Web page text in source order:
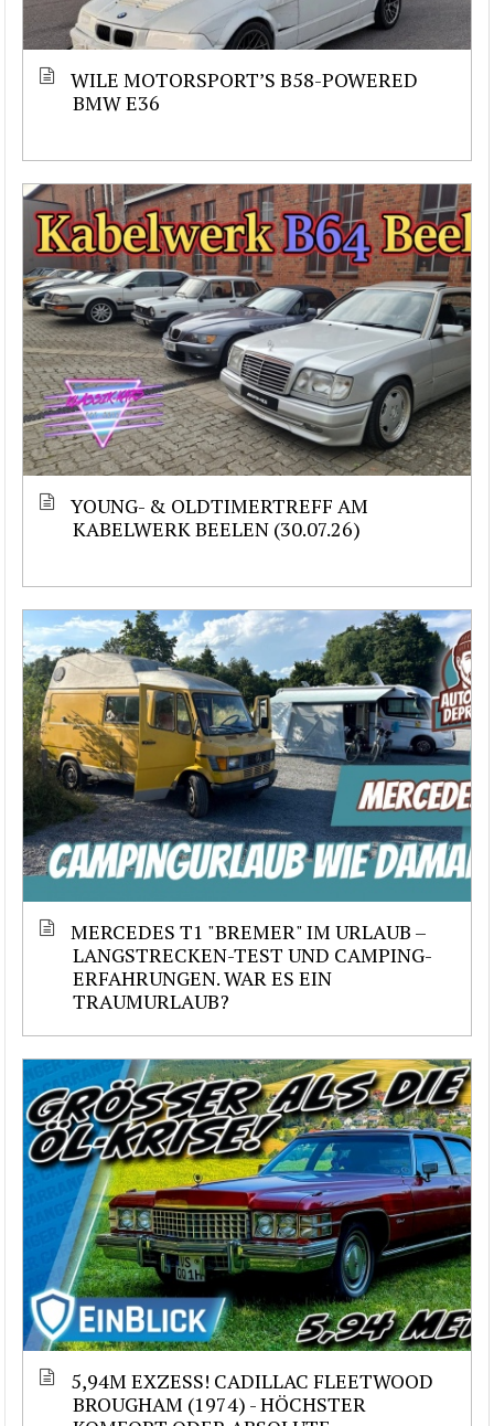
WILE MOTORSPORT’S B58-POWERED
BMW E36
YOUNG- & OLDTIMERTREFF AM
KABELWERK BEELEN (30.07.26)
MERCEDES T1 "BREMER" IM URLAUB –
LANGSTRECKEN-TEST UND CAMPING-
ERFAHRUNGEN. WAR ES EIN
TRAUMURLAUB?
5,94M EXZESS! CADILLAC FLEETWOOD
BROUGHAM (1974) - HÖCHSTER